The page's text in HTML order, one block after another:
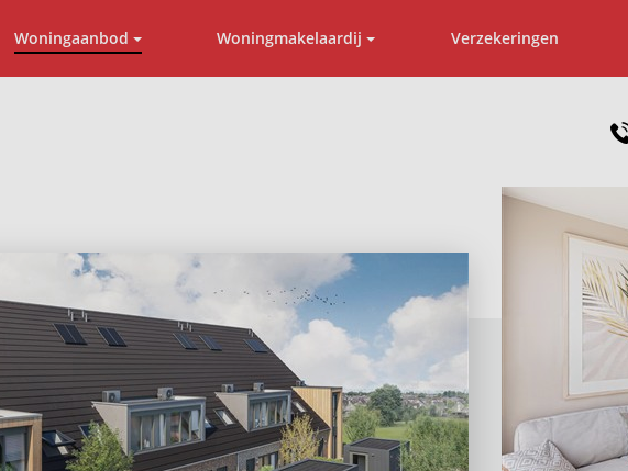
Woningaanbod Woningmakelaardij Verzekeringen